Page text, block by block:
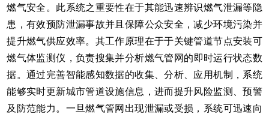
燃气安全。此系统之重要性在于其能迅速辨识燃气泄漏等隐
患，有效预防泄漏事故并且保障公众安全，减少环境污染并
提升燃气供应效率。其工作原理在于于关键管道节点安装可
燃气体监测仪 ，负责搜集并分析燃气管网的即时运行状态数
据。通过完善智能感知数据的收集、分析、应用机制，系统
能够实时更新城市管道设施信息，进而提升风险监测、预警
及防范能力。一旦燃气管网出现泄漏或受损，系统可迅速向